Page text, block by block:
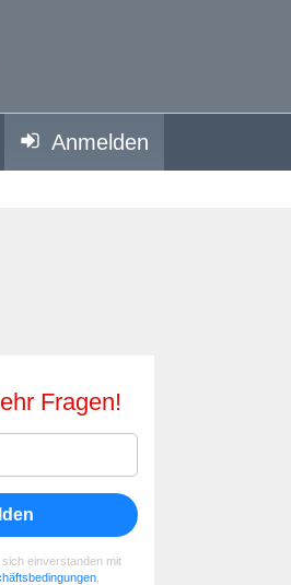
Anmelden
Fragen!
einverstanden mit